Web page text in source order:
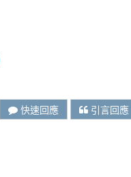
快速回應 引言回應